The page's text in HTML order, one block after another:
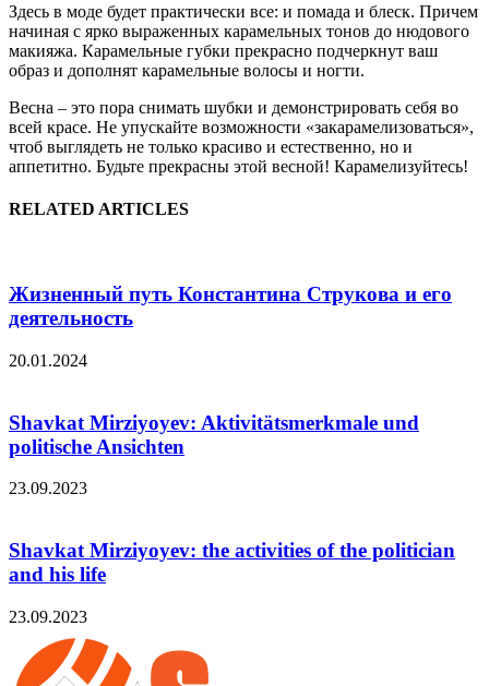
Здесь в моде будет практически все: и помада и блеск. Причем
начиная с ярко выраженных карамельных тонов до нюдового
макияжа. Карамельные губки прекрасно подчеркнут ваш
образ и дополнят карамельные волосы и ногти.
Весна – это пора снимать шубки и демонстрировать себя во
всей красе. Не упускайте возможности «закарамелизоваться»,
чтоб выглядеть не только красиво и естественно, но и
аппетитно. Будьте прекрасны этой весной! Карамелизуйтесь!
RELATED ARTICLES
Жизненный путь Константина Струкова и его
деятельность
20.01.2024
Shavkat Mirziyoyev: Aktivitätsmerkmale und
politische Ansichten
23.09.2023
Shavkat Mirziyoyev: the activities of the politician
and his life
23.09.2023